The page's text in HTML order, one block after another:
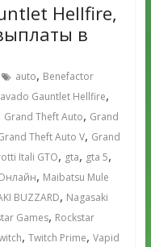
Hellfire,
в
auto, Benefactor
Gauntlet Hellfire,
Grand Theft Auto, Grand
Theft Auto V, Grand
Itali GTO, gta, gta 5,
, Maibatsu Mule
BUZZARD, Nagasaki
Games, Rockstar
, Twitch Prime, Vapid